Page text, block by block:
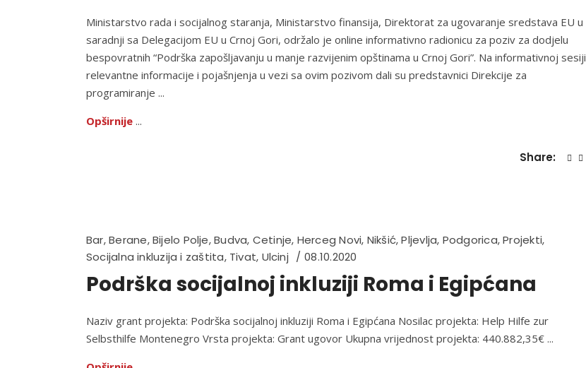
Ministarstvo rada i socijalnog staranja, Ministarstvo finansija, Direktorat za ugovaranje sredstava EU u
saradnji sa Delegacijom EU u Crnoj Gori, održalo je online informativno radionicu za poziv za dodjelu
bespovratnih “Podrška zapošljavanju u manje razvijenim opštinama u Crnoj Gori”. Na informativnoj sesiji
relevantne informacije i pojašnjenja u vezi sa ovim pozivom dali su predstavnici Direkcije za
programiranje
Opširnije
Share:
Bar,Berane,Bijelo Polje,Budva, Cetinje, Herceg Novi, Nikšić,Pljevlja, Podgorica,Projekti,
Socijalna inkluzija i zaštita, Tivat, Ulcinj 08.10.2020
Podrška socijalnoj inkluziji Roma i Egipćana
Naziv grant projekta: Podrška socijalnoj inkluziji Roma i Egipćana Nosilac projekta: Help Hilfe zur
Selbsthilfe Montenegro Vrsta projekta: Grant ugovor Ukupna vrijednost projekta: 440.882,35€